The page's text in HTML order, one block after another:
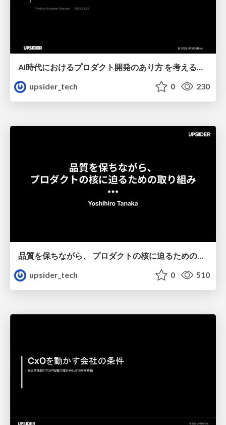
AI時代におけるプロダクト開発のあり方 を考える＿Akari
upsider_tech
0 230
upsider_tech
0 510